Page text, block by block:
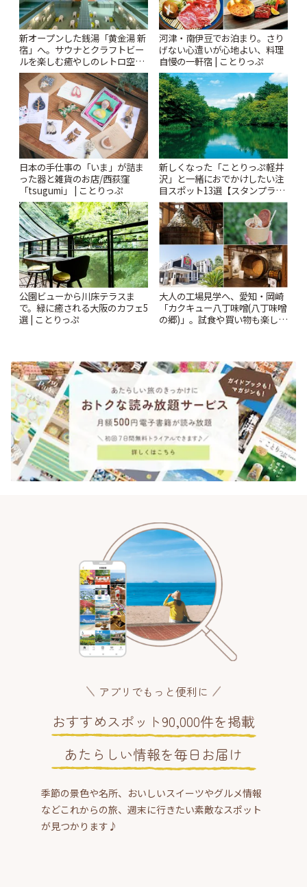
新オープンした銭湯「黄金湯 新
宿」へ。サウナとクラフトビー
ルを楽しむ癒やしのレトロ空間
| ことりっぷ
河津・南伊豆でお泊まり。さり
げない心遣いが心地よい、料理
自慢の一軒宿 | ことりっぷ
日本の手仕事の「いま」が詰ま
った器と雑貨のお店/西荻窪
「tsugumi」 | ことりっぷ
新しくなった「ことりっぷ軽井
沢」と一緒におでかけしたい注
目スポット13選【スタンプラリ
ー開催中】 | ことりっぷ
公園ビューから川床テラスま
で。緑に癒される大阪のカフェ5
選 | ことりっぷ
大人の工場見学へ、愛知・岡崎
「カクキュー八丁味噌(八丁味噌
の郷)」。試食や買い物も楽しみ
アプリでもっと便利に
おすすめスポット90,000件を掲載
あたらしい情報を毎日お届け
季節の景色や名所、おいしいスイーツやグルメ情報
などこれからの旅、週末に行きたい素敵なスポット
が見つかります♪